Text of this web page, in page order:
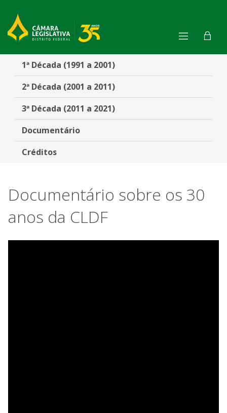
Documentário - CLDF 30
1ª Década (1991 a 2001)
2ª Década (2001 a 2011)
3ª Década (2011 a 2021)
Documentário
Créditos
Documentário sobre os 30
anos da CLDF